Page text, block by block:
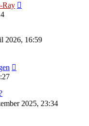
Ray
2026, 16:59
2025, 23:34